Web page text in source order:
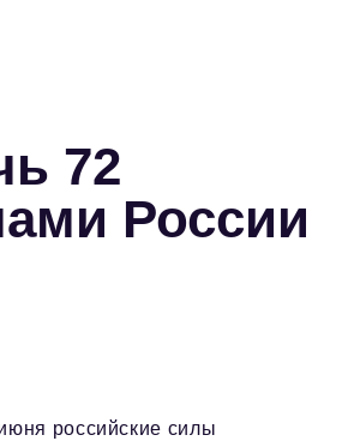
72
России
российские силы